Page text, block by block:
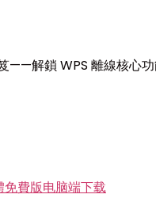
——解鎖 WPS 離線核心
費版电脑端下载